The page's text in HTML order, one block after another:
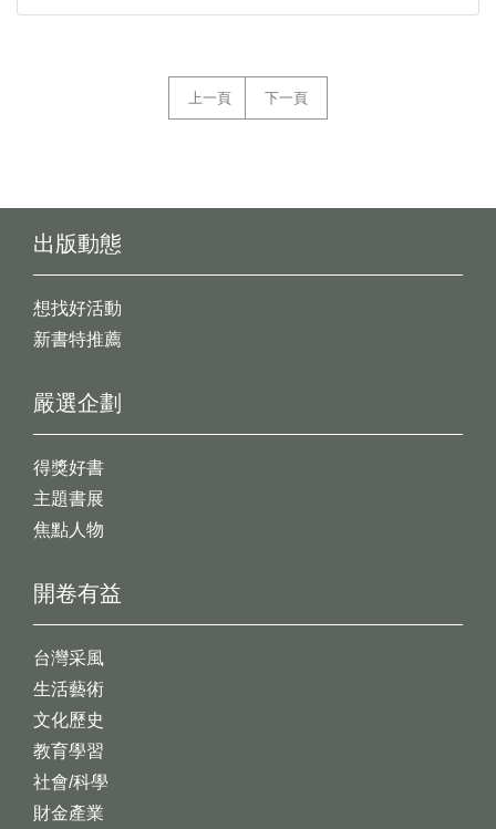
上一頁 下一頁
出版動態
想找好活動
新書特推薦
開卷有益
台灣采風
生活藝術
文化歷史
教育學習
社會/科學
財金產業
嚴選企劃
得獎好書
主題書展
焦點人物